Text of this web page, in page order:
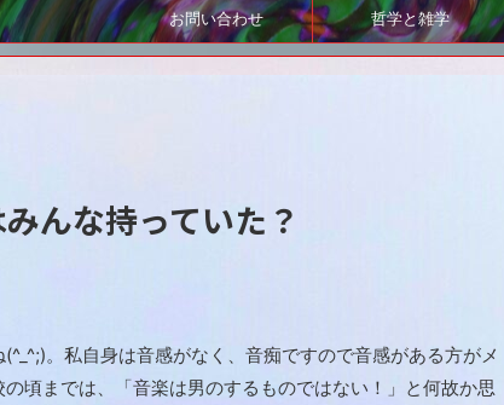
お問い合わせ 哲学と雑学
んな持っていた？
。私自身は音感がなく、音痴ですので音感がある方がメ
頃までは、「音楽は男のするものではない！」と何故か思